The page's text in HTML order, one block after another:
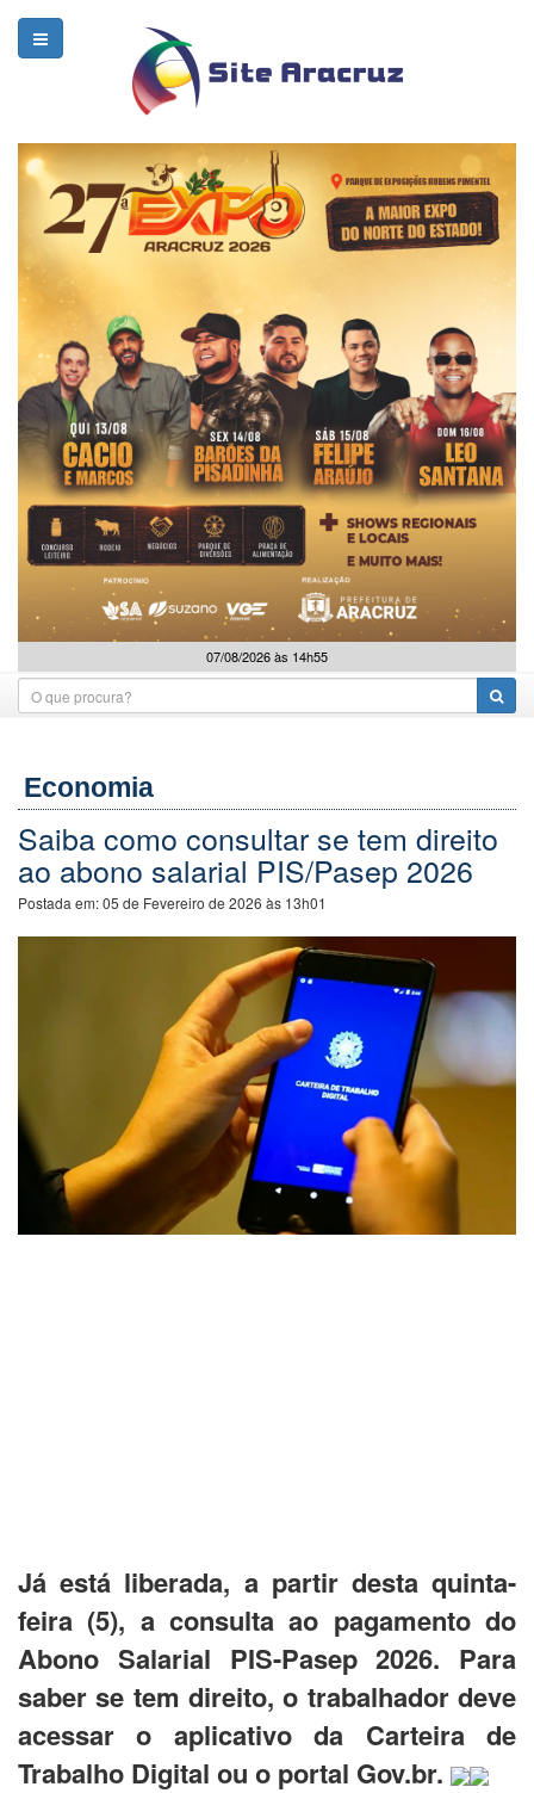
07/08/2026 às 14h55
Economia
Saiba como consultar se tem direito
ao abono salarial PIS/Pasep 2026
Postada em:05 de Fevereiro de 2026 às 13h01
Já está liberada, a partir desta quinta-
feira (5), a consulta ao pagamento do
Abono Salarial PIS-Pasep 2026. Para
saber se tem direito, o trabalhador deve
acessar o aplicativo da Carteira de
Trabalho Digital ou o portal Gov.br.